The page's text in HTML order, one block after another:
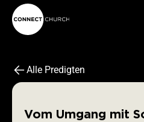
Alle Predigten
Vom Umgang mit